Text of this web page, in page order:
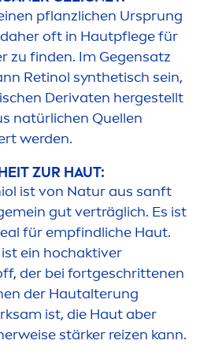
pflanzlichen Ursprung
oft in Hautpflege für
zu finden. Im Gegensatz
Retinol synthetisch sein,
Derivaten hergestellt
natürlichen Quellen
werden.
ZUR HAUT:
ist von Natur aus sanft
gut verträglich. Es ist
für empfindliche Haut.
ein hochaktiver
der bei fortgeschrittenen
der Hautalterung
ist, die Haut aber
stärker reizen kann.